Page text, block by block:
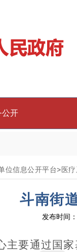
公开
位信息公开平台>医
斗南街
发布时间
主要通过国